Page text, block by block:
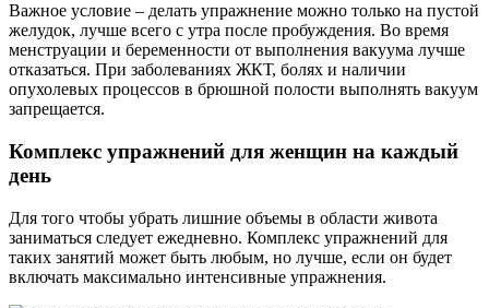
Важное условие – делать упражнение можно только на пустой
желудок, лучше всего с утра после пробуждения. Во время
менструации и беременности от выполнения вакуума лучше
отказаться. При заболеваниях ЖКТ, болях и наличии
опухолевых процессов в брюшной полости выполнять вакуум
запрещается.
Комплекс упражнений для женщин на каждый
день
Для того чтобы убрать лишние объемы в области живота
заниматься следует ежедневно. Комплекс упражнений для
таких занятий может быть любым, но лучше, если он будет
включать максимально интенсивные упражнения.